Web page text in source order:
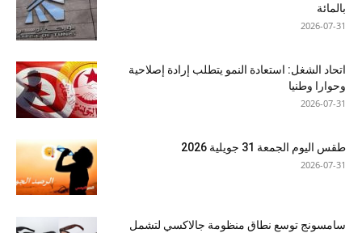
بالمائة
2026-07-31
اتحاد الشغل: استعادة النمو يتطلب إرادة إصلاحية
وحوارا وطنيا
2026-07-31
طقس اليوم الجمعة 31 جويلية 2026
2026-07-31
سامسونج توسع نطاق منظومة جالاكسي لتشمل